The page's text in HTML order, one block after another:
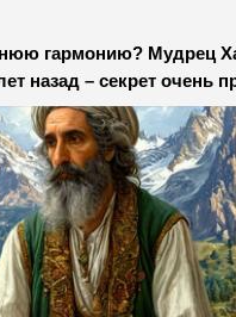
гармонию? Мудрец
назад – секрет очень